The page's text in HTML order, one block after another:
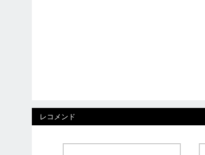
レコメンド